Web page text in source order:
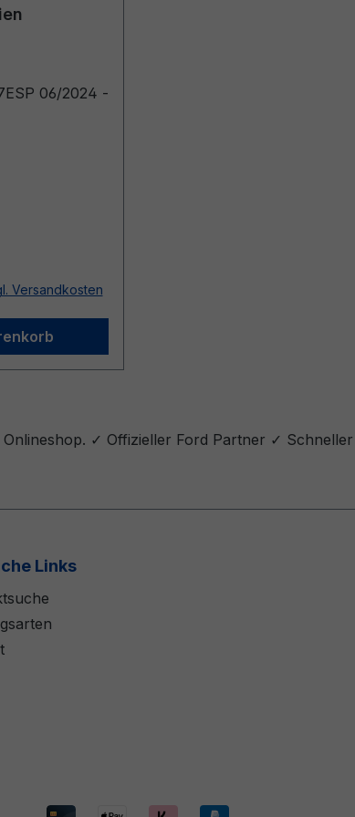
06/2024 -
Versandkosten
✓ Offizieller Ford Partner ✓
Links